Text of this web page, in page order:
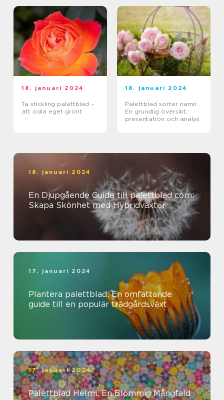
18. januari 2024
Ta stickling palettblad –
att odla eget grönt
18. januari 2024
Palettblad sorter namn:
En grundlig översikt,
presentation och analys
18. januari 2024
En Djupgående Guide till palettblad com:
Skapa Skönhet med Hybridväxter
17. januari 2024
Plantera palettblad: En omfattande
guide till en populär trädgårdsväxt
17. januari 2024
Palettblad Helmi: En Blommig Mångfald